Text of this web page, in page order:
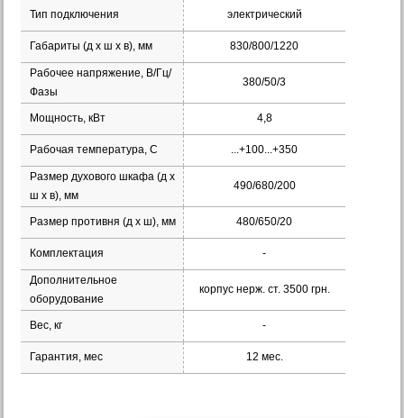
Тип подключения электрический
Габариты (д х ш x в), мм 830/800/1220
Рабочее напряжение, В/Гц/
Фазы
380/50/3
Мощность, кВт 4,8
Рабочая температура, С ...+100...+350
Размер духового шкафа (д х
ш х в), мм
490/680/200
Размер противня (д х ш), мм 480/650/20
Комплектация -
Дополнительное
оборудование
корпус нерж. ст. 3500 грн.
Вес, кг -
Гарантия, мес 12 мес.